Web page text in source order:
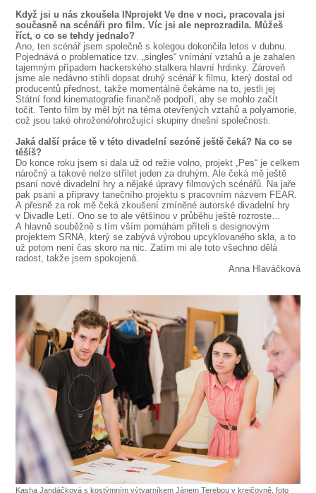
Když jsi u nás zkoušela INprojekt Ve dne v noci, pracovala jsi
současně na scénáři pro film. Víc jsi ale neprozradila. Můžeš
říct, o co se tehdy jednalo?
Ano, ten scénář jsem společně s kolegou dokončila letos v dubnu.
Pojednává o problematice tzv. „singles“ vnímání vztahů a je zahalen
tajemným případem hackerského stalkera hlavní hrdinky. Zároveň
jsme ale nedávno stihli dopsat druhý scénář k filmu, který dostal od
producentů přednost, takže momentálně čekáme na to, jestli jej
Státní fond kinematografie finančně podpoří, aby se mohlo začít
točit. Tento film by měl být na téma otevřených vztahů a polyamorie,
což jsou také ohrožené/ohrožující skupiny dnešní společnosti.
Jaká další práce tě v této divadelní sezóně ještě čeká? Na co se
těšíš?
Do konce roku jsem si dala už od režie volno, projekt „Pes“ je celkem
náročný a takové nelze střílet jeden za druhým. Ale čeká mě ještě
psaní nové divadelní hry a nějaké úpravy filmových scénářů. Na jaře
pak psaní a přípravy tanečního projektu s pracovním názvem FEAR.
A přesně za rok mě čeká zkoušení zmíněné autorské divadelní hry
v Divadle Letí. Ono se to ale většinou v průběhu ještě rozroste…
A hlavně souběžně s tím vším pomáhám příteli s designovým
projektem SRNA, který se zabývá výrobou upcyklovaného skla, a to
už potom není čas skoro na nic. Zatím mi ale toto všechno dělá
radost, takže jsem spokojená.
Anna Hlaváčková
Kasha Jandáčková s kostýmním výtvarníkem Jánem Terebou v krejčovně, foto